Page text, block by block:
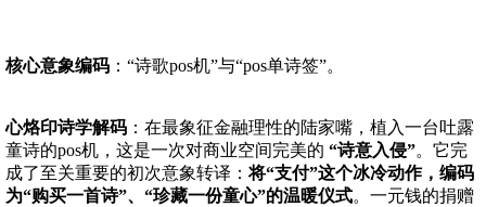
核心意象编码 ：“诗歌pos机”与“pos单诗签”。
心烙印诗学解码 ：在最象征金融理性的陆家嘴，植入一台吐露
童诗的pos机，这是一次对商业空间完美的 “诗意入侵”。它完
成了至关重要的初次意象转译：将“支付”这个冰冷动作，编码
为“购买一首诗”、“珍藏一份童心”的温暖仪式。一元钱的捐赠